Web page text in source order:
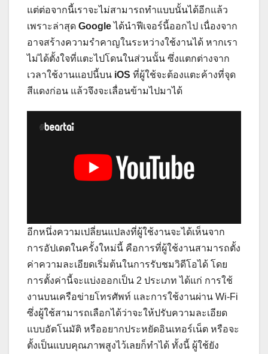
แต่ต่อจากนี้เราจะไม่สามารถทำแบบนั้นได้อีกแล้ว
เพราะล่าสุด Googleได้นำฟีเจอร์นี้ออกไป เนื่องจาก
อาจสร้างความรำคาญในระหว่างใช้งานได้ หากเรา
ไม่ได้ตั้งใจที่แตะไปโดนในส่วนนั้น ซึ่งแตกต่างจาก
เวลาใช้งานแอปนี้บน iOS ที่ผู้ใช้จะต้องแตะค้างที่จุด
สีแดงก่อน แล้วจึงจะเลื่อนข้ามไปมาได้
อีกหนึ่งความเปลี่ยนแปลงที่ผู้ใช้งานจะได้เห็นจาก
การอัปเดตในครั้งใหม่นี้ คือการที่ผู้ใช้งานสามารถตั้ง
ค่าความละเอียดเริ่มต้นในการรับชมวิดีโอได้ โดย
การตั้งค่านี้จะแบ่งออกเป็น 2 ประเภท ได้แก่ การใช้
งานบนเครือข่ายโทรศัพท์ และการใช้งานผ่าน Wi-Fi
ซึ่งผู้ใช้สามารถเลือกได้ว่าจะให้ปรับความละเอียด
แบบอัตโนมัติ หรืออยากประหยัดอินเทอร์เน็ต หรือจะ
ตั้งเป็นแบบคุณภาพสูงไว้เลยก็ทำได้ ทั้งนี้ ผู้ใช้ยัง